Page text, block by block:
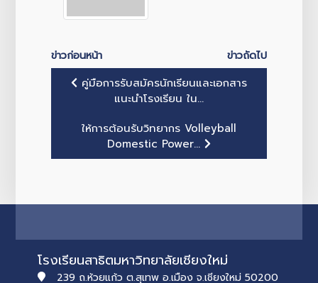
ข่าวก่อนหน้า
ข่าวถัดไป
คู่มือการรับสมัครนักเรียนและเอกสาร
แนะนำโรงเรียน ใน...
ให้การต้อนรับวิทยากร Volleyball
Domestic Power...
โรงเรียนสาธิตมหาวิทยาลัยเชียงใหม่
239 ถ.ห้วยแก้ว ต.สุเทพ อ.เมือง จ.เชียงใหม่ 50200